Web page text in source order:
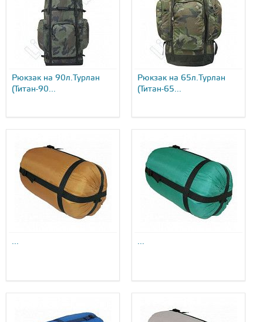
Рюкзак на 90л.Турлан
(Титан-90...
Рюкзак на 65л.Турлан
(Титан-65...
... ...